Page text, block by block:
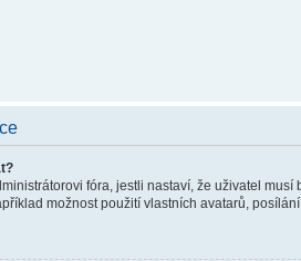
fóra, jestli nastaví, že uživatel
možnost použití vlastních avatarů,